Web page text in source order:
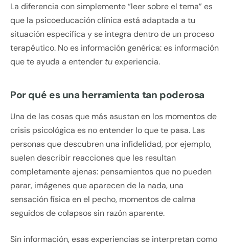
La diferencia con simplemente “leer sobre el tema” es
que la psicoeducación clínica está adaptada a tu
situación específica y se integra dentro de un proceso
terapéutico. No es información genérica: es información
que te ayuda a entender tuexperiencia.
Por qué es una herramienta tan poderosa
Una de las cosas que más asustan en los momentos de
crisis psicológica es no entender lo que te pasa. Las
personas que descubren una infidelidad, por ejemplo,
suelen describir reacciones que les resultan
completamente ajenas: pensamientos que no pueden
parar, imágenes que aparecen de la nada, una
sensación física en el pecho, momentos de calma
seguidos de colapsos sin razón aparente.
Sin información, esas experiencias se interpretan como